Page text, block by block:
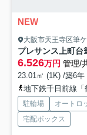
NEW
大阪市天王寺区筆
プレサンス上町台
6.526万円 管理/
23.01㎡ (1K) /築6年
地下鉄千日前線
駐輪場 オートロ
宅配ボックス